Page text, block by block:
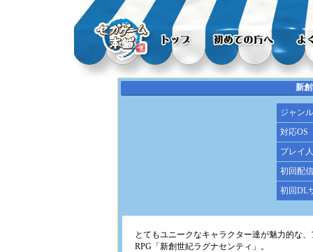
新
ジャンル
対応OS
プレイ
初回配
初回DL
とてもユニークなキャラクター達が魅力的な
RPG「新創世紀ラグナセンティ」。